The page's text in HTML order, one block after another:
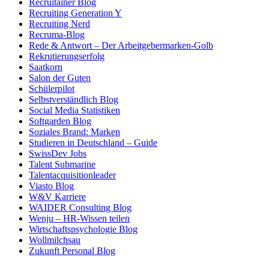
Recruitainer Blog
Recruiting Generation Y
Recruiting Nerd
Recruma-Blog
Rede & Antwort – Der Arbeitgebermarken-Golb
Rekrutierungserfolg
Saatkorn
Salon der Guten
Schülerpilot
Selbstverständlich Blog
Social Media Statistiken
Softgarden Blog
Soziales Brand: Marken
Studieren in Deutschland – Guide
SwissDev Jobs
Talent Submarine
Talentacquisitionleader
Viasto Blog
W&V Karriere
WAIDER Consulting Blog
Wenju – HR-Wissen teilen
Wirtschaftspsychologie Blog
Wollmilchsau
Zukunft Personal Blog